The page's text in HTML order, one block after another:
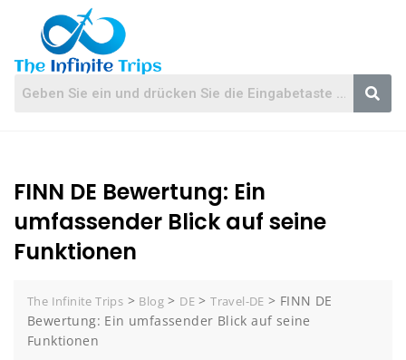
FINN DE Bewertung: Ein
umfassender Blick auf seine
Funktionen
The Infinite Trips > Blog > DE >Travel-DE > FINN DE
Bewertung: Ein umfassender Blick auf seine
Funktionen